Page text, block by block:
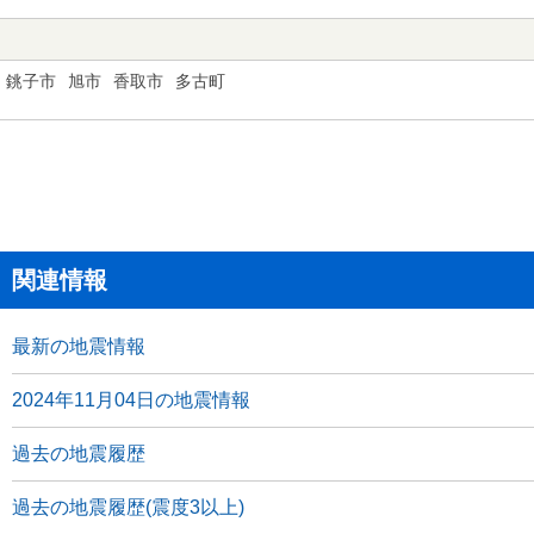
銚子市 旭市 香取市 多古町
関連情報
最新の地震情報
2024年11月04日の地震情報
過去の地震履歴
過去の地震履歴(震度3以上)